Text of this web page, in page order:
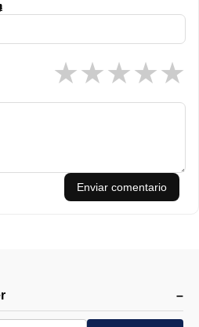
y funcional.
día y la noche.
★
★
★
★
★
Enviar comentario